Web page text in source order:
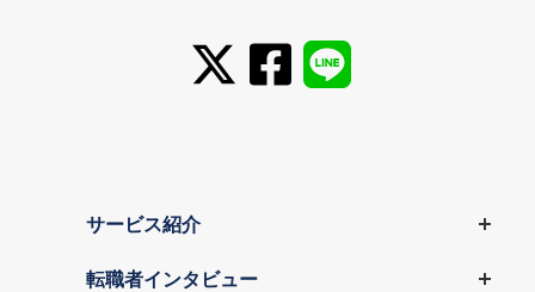
サービス紹介
転職者インタビュー